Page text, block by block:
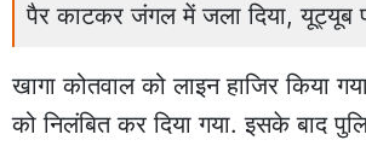
पैर काटकर जंगल में जला दिया, यूट्यूब
खागा कोतवाल को लाइन हाजिर किया
को निलंबित कर दिया गया. इसके बाद